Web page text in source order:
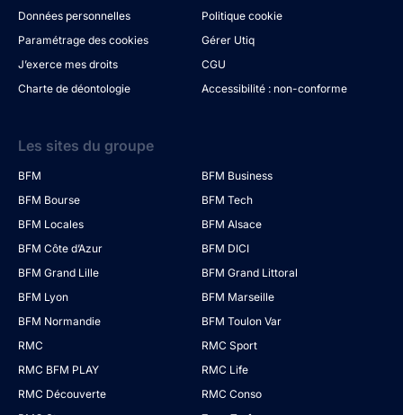
Données personnelles
Politique cookie
Paramétrage des cookies
Gérer Utiq
J’exerce mes droits
CGU
Charte de déontologie
Accessibilité : non-conforme
Les sites du groupe
BFM
BFM Business
BFM Bourse
BFM Tech
BFM Locales
BFM Alsace
BFM Côte d’Azur
BFM DICI
BFM Grand Lille
BFM Grand Littoral
BFM Lyon
BFM Marseille
BFM Normandie
BFM Toulon Var
RMC
RMC Sport
RMC BFM PLAY
RMC Life
RMC Découverte
RMC Conso